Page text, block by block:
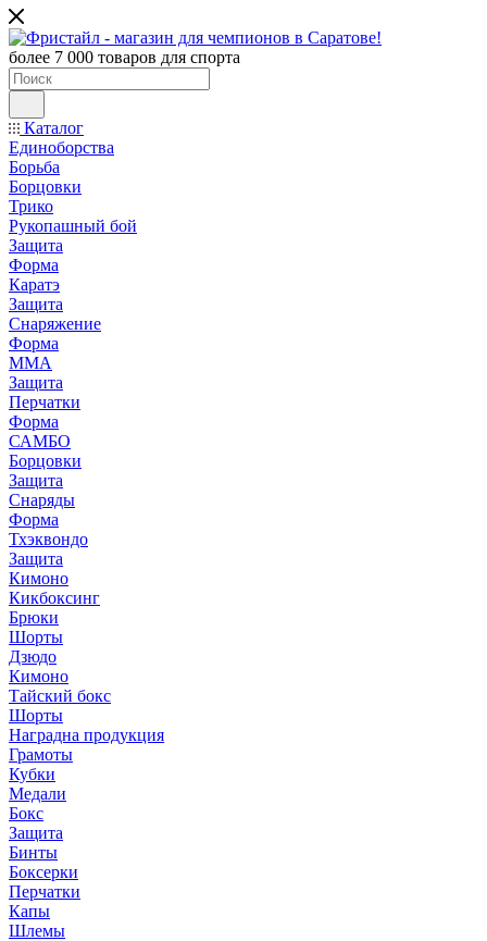
более 7 000 товаров для спорта
Каталог
Единоборства
Борьба
Борцовки
Трико
Рукопашный бой
Защита
Форма
Каратэ
Защита
Снаряжение
Форма
ММА
Защита
Перчатки
Форма
САМБО
Борцовки
Защита
Снаряды
Форма
Тхэквондо
Защита
Кимоно
Кикбоксинг
Брюки
Шорты
Дзюдо
Кимоно
Тайский бокс
Шорты
Наградна продукция
Грамоты
Кубки
Медали
Бокс
Защита
Бинты
Боксерки
Перчатки
Капы
Шлемы